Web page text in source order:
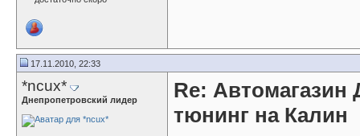
17.11.2010, 22:33
*ncux*
Днепропетровский лидер
Re: Автомагазин
тюнинг на Калин